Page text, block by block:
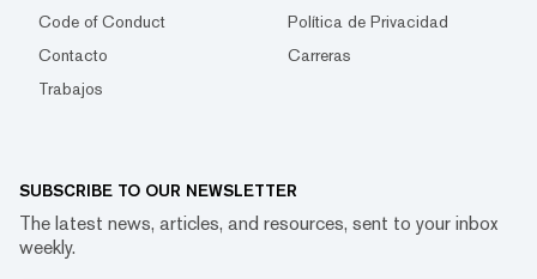
Code of Conduct
Política de Privacidad
Contacto
Carreras
Trabajos
SUBSCRIBE TO OUR NEWSLETTER
The latest news, articles, and resources, sent to your inbox
weekly.